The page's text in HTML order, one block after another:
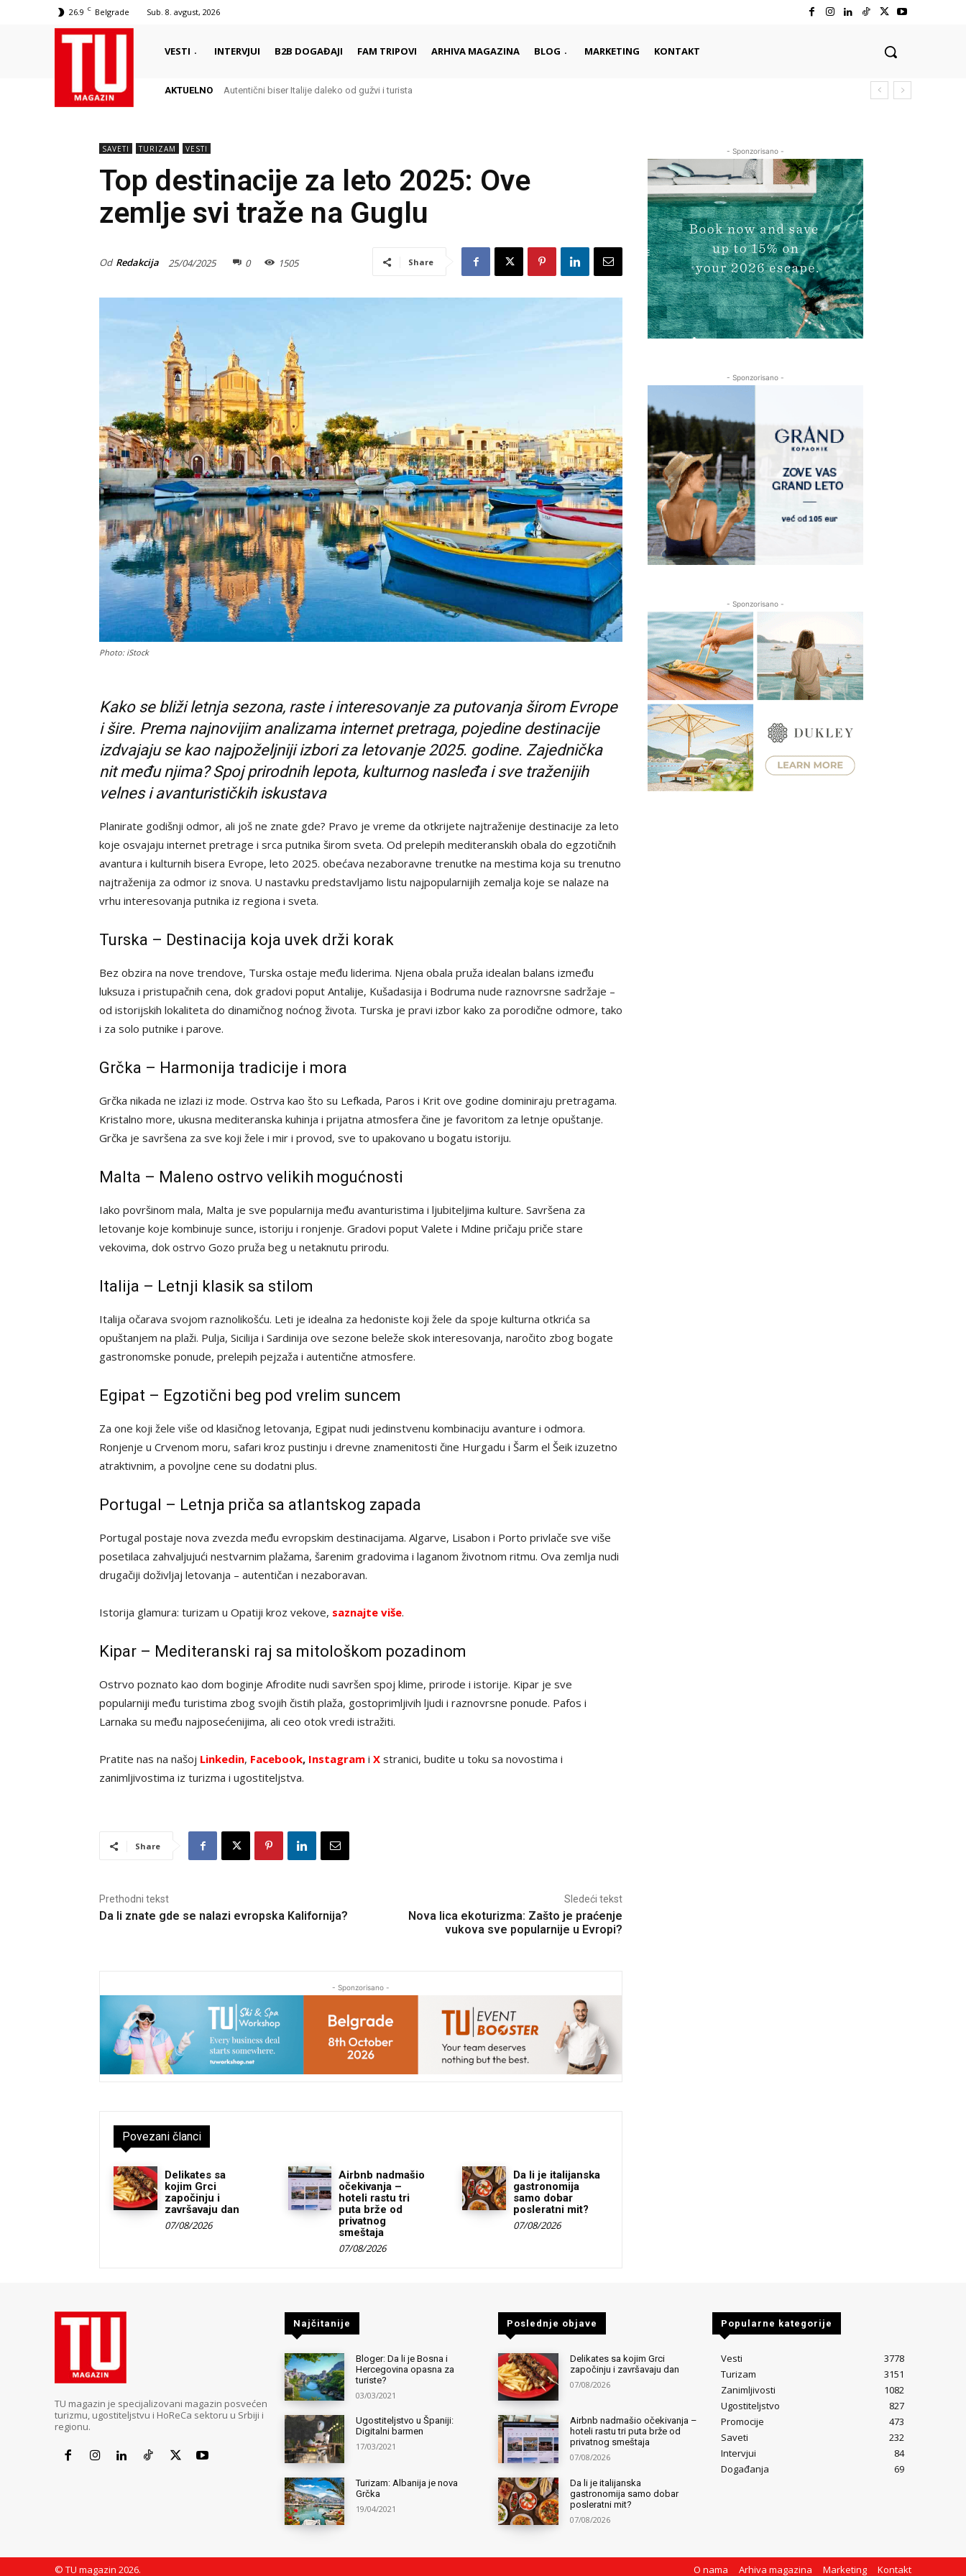
26.9 C Belgrade Sub. 8. avgust, 2026
VESTI INTERVJUI B2B DOGAĐAJI FAM TRIPOVI ARHIVA MAGAZINA BLOG MARKETING KONTAKT
AKTUELNO Autentični biser Italije daleko od gužvi i turista
SAVETI TURIZAM VESTI
Top destinacije za leto 2025: Ove
zemlje svi traže na Guglu
Od Redakcija 25/04/2025 0 1505 Share
Photo: iStock
Kako se bliži letnja sezona, raste i interesovanje za putovanja širom Evrope
i šire. Prema najnovijim analizama internet pretraga, pojedine destinacije
izdvajaju se kao najpoželjniji izbori za letovanje 2025. godine. Zajednička
nit među njima? Spoj prirodnih lepota, kulturnog nasleđa i sve traženijih
velnes i avanturističkih iskustava
Planirate godišnji odmor, ali još ne znate gde? Pravo je vreme da otkrijete najtraženije destinacije za leto
koje osvajaju internet pretrage i srca putnika širom sveta. Od prelepih mediteranskih obala do egzotičnih
avantura i kulturnih bisera Evrope, leto 2025. obećava nezaboravne trenutke na mestima koja su trenutno
najtraženija za odmor iz snova. U nastavku predstavljamo listu najpopularnijih zemalja koje se nalaze na
vrhu interesovanja putnika iz regiona i sveta.
Turska – Destinacija koja uvek drži korak
Bez obzira na nove trendove, Turska ostaje među liderima. Njena obala pruža idealan balans između
luksuza i pristupačnih cena, dok gradovi poput Antalije, Kušadasija i Bodruma nude raznovrsne sadržaje –
od istorijskih lokaliteta do dinamičnog noćnog života. Turska je pravi izbor kako za porodične odmore, tako
i za solo putnike i parove.
Grčka – Harmonija tradicije i mora
Grčka nikada ne izlazi iz mode. Ostrva kao što su Lefkada, Paros i Krit ove godine dominiraju pretragama.
Kristalno more, ukusna mediteranska kuhinja i prijatna atmosfera čine je favoritom za letnje opuštanje.
Grčka je savršena za sve koji žele i mir i provod, sve to upakovano u bogatu istoriju.
Malta – Maleno ostrvo velikih mogućnosti
Iako površinom mala, Malta je sve popularnija među avanturistima i ljubiteljima kulture. Savršena za
letovanje koje kombinuje sunce, istoriju i ronjenje. Gradovi poput Valete i Mdine pričaju priče stare
vekovima, dok ostrvo Gozo pruža beg u netaknutu prirodu.
Italija – Letnji klasik sa stilom
Italija očarava svojom raznolikošću. Leti je idealna za hedoniste koji žele da spoje kulturna otkrića sa
opuštanjem na plaži. Pulja, Sicilija i Sardinija ove sezone beleže skok interesovanja, naročito zbog bogate
gastronomske ponude, prelepih pejzaža i autentične atmosfere.
Egipat – Egzotični beg pod vrelim suncem
Za one koji žele više od klasičnog letovanja, Egipat nudi jedinstvenu kombinaciju avanture i odmora.
Ronjenje u Crvenom moru, safari kroz pustinju i drevne znamenitosti čine Hurgadu i Šarm el Šeik izuzetno
atraktivnim, a povoljne cene su dodatni plus.
Portugal – Letnja priča sa atlantskog zapada
Portugal postaje nova zvezda među evropskim destinacijama. Algarve, Lisabon i Porto privlače sve više
posetilaca zahvaljujući nestvarnim plažama, šarenim gradovima i laganom životnom ritmu. Ova zemlja nudi
drugačiji doživljaj letovanja – autentičan i nezaboravan.
Istorija glamura: turizam u Opatiji kroz vekove, saznajte više.
Kipar – Mediteranski raj sa mitološkom pozadinom
Ostrvo poznato kao dom boginje Afrodite nudi savršen spoj klime, prirode i istorije. Kipar je sve
popularniji među turistima zbog svojih čistih plaža, gostoprimljivih ljudi i raznovrsne ponude. Pafos i
Larnaka su među najposećenijima, ali ceo otok vredi istražiti.
Pratite nas na našoj Linkedin, Facebook, Instagram i X stranici, budite u toku sa novostima i
zanimljivostima iz turizma i ugostiteljstva.
Share
Prethodni tekst
Da li znate gde se nalazi evropska Kalifornija?
Sledeći tekst
Nova lica ekoturizma: Zašto je praćenje
vukova sve popularnije u Evropi?
- Sponzorisano -
Povezani članci
Delikates sa
kojim Grci
započinju i
završavaju dan
07/08/2026
Airbnb nadmašio
očekivanja –
hoteli rastu tri
puta brže od
privatnog
smeštaja
07/08/2026
Da li je italijanska
gastronomija
samo dobar
posleratni mit?
07/08/2026
- Sponzorisano -
- Sponzorisano -
- Sponzorisano -
TU magazin je specijalizovani magazin posvećen
turizmu, ugostiteljstvu i HoReCa sektoru u Srbiji i
regionu.
Najčitanije
Bloger: Da li je Bosna i
Hercegovina opasna za
turiste?
03/03/2021
Ugostiteljstvo u Španiji:
Digitalni barmen
17/03/2021
Turizam: Albanija je nova
Grčka
19/04/2021
Poslednje objave
Delikates sa kojim Grci
započinju i završavaju dan
07/08/2026
Airbnb nadmašio očekivanja –
hoteli rastu tri puta brže od
privatnog smeštaja
07/08/2026
Da li je italijanska
gastronomija samo dobar
posleratni mit?
07/08/2026
Popularne kategorije
Vesti
3778
Turizam
3151
Zanimljivosti
1082
Ugostiteljstvo
827
Promocije
473
Saveti
232
Intervjui
84
Događanja
69
© TU magazin 2026. O nama Arhiva magazina Marketing Kontakt